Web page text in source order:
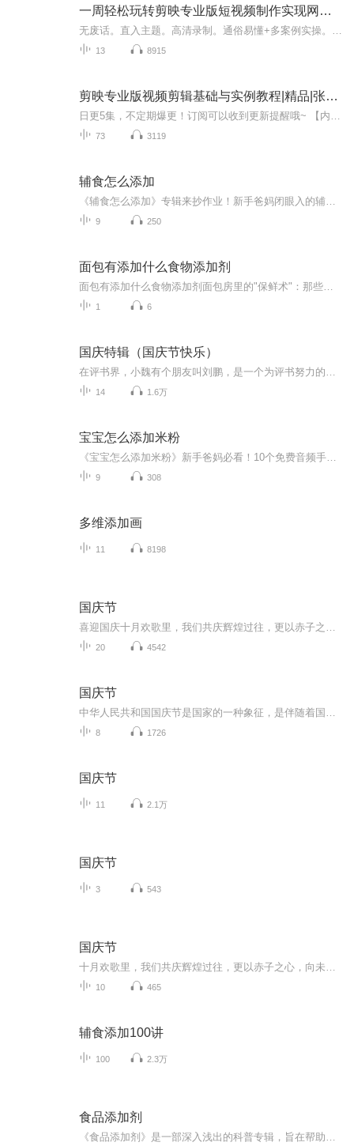
一周轻松玩转剪映专业版短视频制作实现网络赚钱
13 8915
剪映专业版视频剪辑基础与实例教程|精品|张凡 编著|当代文学
73 3119
辅食怎么添加
9 250
面包有添加什么食物添加剂
1 6
国庆特辑（国庆节快乐）
14 1.6万
宝宝怎么添加米粉
9 308
多维添加画
11 8198
国庆节
20 4542
国庆节
8 1726
国庆节
11 2.1万
国庆节
3 543
国庆节
10 465
辅食添加100讲
100 2.3万
食品添加剂